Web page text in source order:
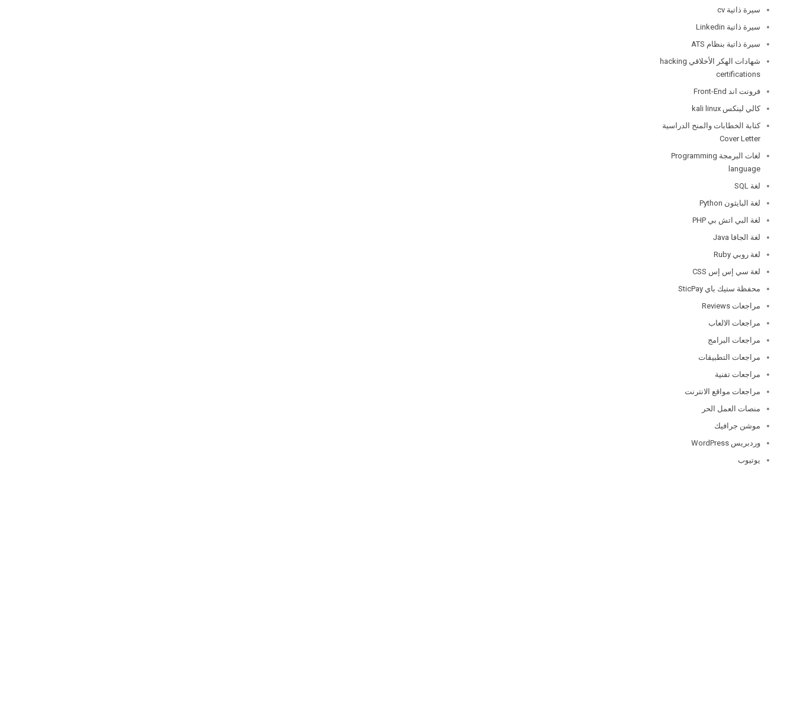
سيرة ذاتية cv
سيرة ذاتية Linkedin
سيرة ذاتية بنظام ATS
شهادات الهكر الأخلاقي hacking
certifications
فرونت اند Front-End
كالي لينكس kali linux
كتابة الخطابات والمنح الدراسية
Cover Letter
لغات البرمجة Programming
language
لغة SQL
لغة البايثون Python
لغة البي اتش بي PHP
لغة الجافا Java
لغة روبي Ruby
لغة سي إس إس CSS
محفظة ستيك باي SticPay
مراجعات Reviews
مراجعات الالعاب
مراجعات البرامج
مراجعات التطبيقات
مراجعات تفنية
مراجعات مواقع الانترنت
منصات العمل الحر
موشن جرافيك
وردبريس WordPress
يوتيوب